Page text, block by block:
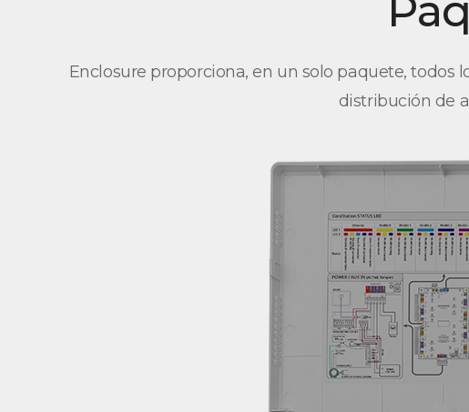
Enclosure proporciona, en un solo paquete, todos
distribución de